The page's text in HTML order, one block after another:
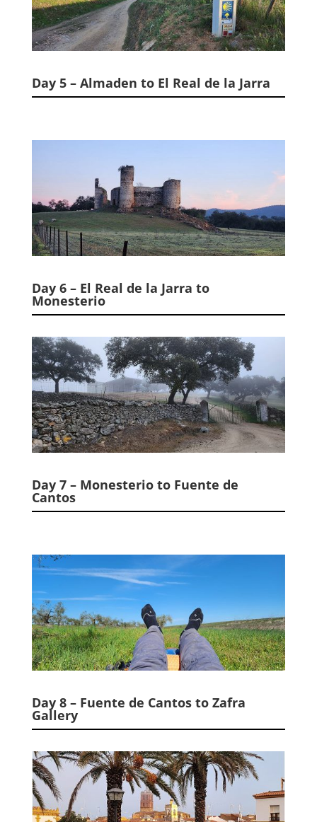
Day 5 – Almaden to El Real de la Jarra
Day 6 – El Real de la Jarra to
Monesterio
Day 7 – Monesterio to Fuente de
Cantos
Day 8 – Fuente de Cantos to Zafra
Gallery